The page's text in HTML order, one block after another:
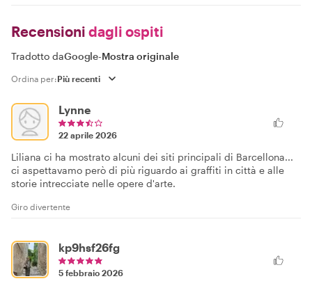
Recensioni dagli ospiti
Tradotto daGoogle-Mostra originale
Ordina per:
Lynne
22 aprile 2026
Liliana ci ha mostrato alcuni dei siti principali di Barcellona...
ci aspettavamo però di più riguardo ai graffiti in città e alle
storie intrecciate nelle opere d'arte.
Giro divertente
kp9hsf26fg
5 febbraio 2026